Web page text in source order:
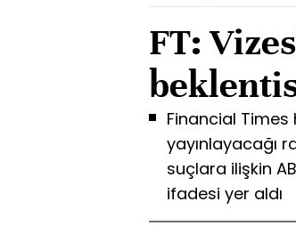
FT:
Financial
yayınlayacağı
suçlara ilişkin
ifadesi yer aldı